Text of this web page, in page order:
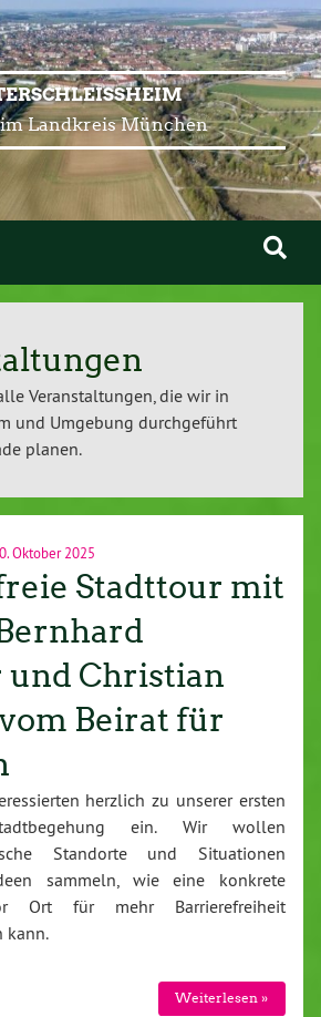
Landkreis München
Veranstaltungen, die wir in
und Umgebung durchgeführt
planen.
Oktober 2025
Stadttour mit
und Christian
Beirat für
herzlich zu unserer ersten
ein. Wir wollen
Standorte und Situationen
sammeln, wie eine konkrete
Ort für mehr Barrierefreiheit
kann.
Weiterlesen »